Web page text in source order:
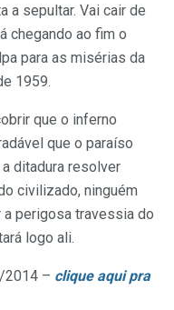
a sepultar. Vai cair de
chegando ao fim o
para as misérias da
1959.
que o inferno
que o paraíso
ditadura resolver
civilizado, ninguém
a perigosa travessia do
logo ali.
2014 – clique aqui pra